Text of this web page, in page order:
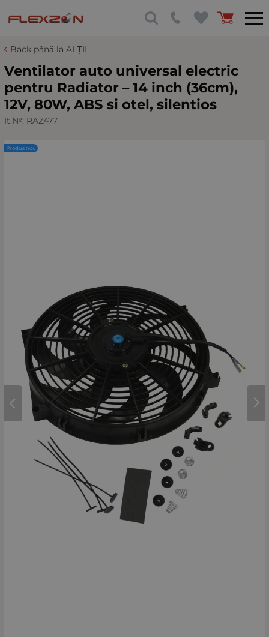
Back până la ALȚII
Ventilator auto universal electric
pentru Radiator – 14 inch (36cm),
12V, 80W, ABS si otel, silentios
It.№: RAZ477
Produs nou